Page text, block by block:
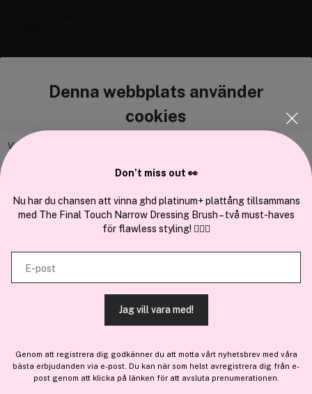
Denna webbplats använder
cookies
Vi använder enhetsidentifierare för att anpassa innehållet och
och annan information från din enhet till de sociala medier och annons-
och analysföretag som vi samarbetar med. Dessa kan i sin tur
kombinera informationen med annan information som du har
tillhandahållit eller som de har samlat in när du har använt deras
tjänster.
TILLÅT ALLA COOKIES
VISA DETALJER
Cocopanda.se
En del avBrandsdal Group AS
Don’t miss out 👀
Nu har du chansen att vinna ghd platinum+ plattång tillsammans
med The Final Touch Narrow Dressing Brush – två must-haves
för flawless styling! 💇‍♀️✨
E-post
Jag vill vara med!
Genom att registrera dig godkänner du att motta vårt nyhetsbrev med våra
bästa erbjudanden via e-post. Du kan när som helst avregistrera dig från e-
post genom att klicka på länken för att avsluta prenumerationen.